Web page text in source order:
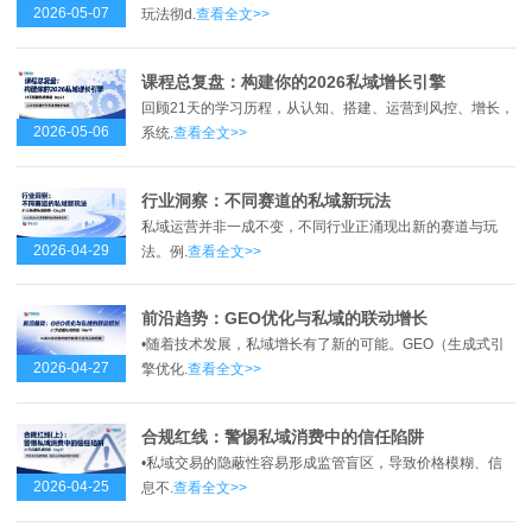
2026-05-07
玩法彻d.查看全文>>
2026-05-06
课程总复盘：构建你的2026私域增长引擎
回顾21天的学习历程，从认知、搭建、运营到风控、增长，
系统.查看全文>>
2026-04-29
行业洞察：不同赛道的私域新玩法
私域运营并非一成不变，不同行业正涌现出新的赛道与玩
法。例. 查看全文>>
2026-04-27
前沿趋势：GEO优化与私域的联动增长
•随着技术发展，私域增长有了新的可能。GEO（生成式引
擎优化.查看全文>>
2026-04-25
合规红线：警惕私域消费中的信任陷阱
•私域交易的隐蔽性容易形成监管盲区，导致价格模糊、信
息不.查看全文>>